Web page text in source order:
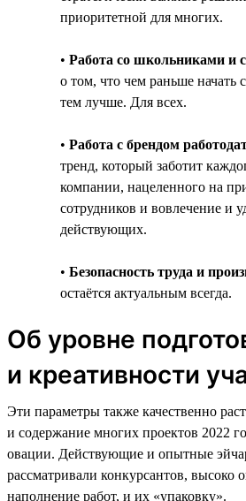
приоритетной для многих.
• Работа со школьниками и
о том, что чем раньше начать
тем лучше. Для всех.
• Работа с брендом
тренд, который заботит
компании, нацеленного на
сотрудников и вовлечение и
действующих.
• Безопасность труда и
остаётся актуальным всегда.
Об уровне
и креативности
Эти параметры также качественно
и содержание многих проектов 2022
овации. Действующие и опытные
рассматривали конкурсантов, высоко
наполнение работ, и их «упаковку».